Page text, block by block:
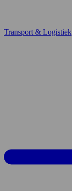
Transport & Logistiek